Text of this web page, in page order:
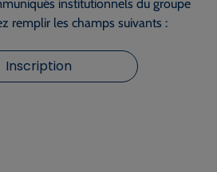
institutionnels du groupe
remplir les champs suivants :
Inscription